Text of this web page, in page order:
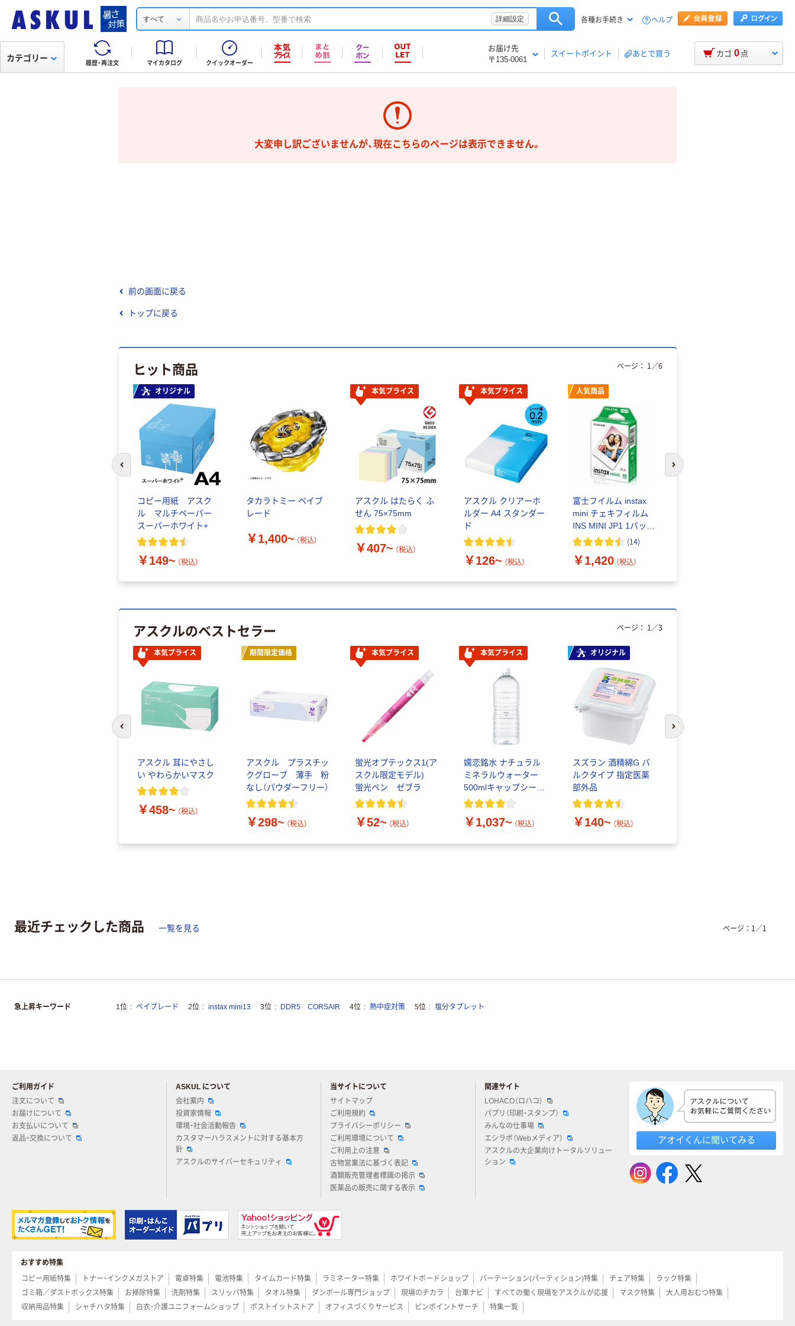
すべて 詳細設定 各種お手続き ヘルプ
履歴・再注文 マイカタログ クイックオーダー
お届け先
〒135-0061
スイートポイント あとで買う
カテゴリー カゴ 0 点
大変申し訳ございませんが、現在こちらのページは表示できません。
前の画面に戻る
トップに戻る
ヒット商品
オリジナル
コピー用紙 アスク
ル マルチペーパー
スーパーホワイト+
￥149~ （税込）
タカラトミー ベイブ
レード
￥1,400~ （税込）
本気プライス
アスクル はたらく ふ
せん 75×75mm
￥407~ （税込）
本気プライス
アスクル クリアーホ
ルダー A4 スタンダー
ド
￥126~ （税込）
人気商品
富士フイルム instax
mini チェキフィルム
INS MINI JP1 1パック
（10枚入り）
(14)
￥1,420 （税込）
ページ： 1 ／6
前のスライドへ 次のスライドへ
アスクルのベストセラー
本気プライス
アスクル 耳にやさし
い やわらかいマスク
￥458~ （税込）
期間限定価格
アスクル プラスチッ
クグローブ 薄手 粉
なし（パウダーフリー）
￥298~ （税込）
本気プライス
蛍光オプテックス1(ア
スクル限定モデル)
蛍光ペン ゼブラ
￥52~ （税込）
本気プライス
嬬恋銘水 ナチュラル
ミネラルウォーター
500mlキャップシール
付き／2Lラベルレス
￥1,037~ （税込）
オリジナル
スズラン 酒精綿G バ
ルクタイプ 指定医薬
部外品
￥140~ （税込）
ページ： 1 ／3
次のスライドへ
最近チェックした商品 一覧を見る ページ： 1 ／1
急上昇キーワード 1位 ベイブレード 2位 instax mini13 3位 DDR5 CORSAIR 4位 熱中症対策 5位 塩分タブレット
ご利用ガイド
注文について
お届けについて
お支払いについて
返品・交換について
ASKUL について
会社案内
投資家情報
環境・社会活動報告
カスタマーハラスメントに対する基本方
針
アスクルのサイバーセキュリティ
当サイトについて
サイトマップ
ご利用規約
プライバシーポリシー
ご利用環境について
ご利用上の注意
古物営業法に基づく表記
酒類販売管理者標識の掲示
医薬品の販売に関する表示
関連サイト
LOHACO（ロハコ）
パプリ（印刷・スタンプ）
みんなの仕事場
エシラボ（Webメディア）
アスクルの大企業向けトータルソリュー
ション
アオイくんに聞いてみる
おすすめ特集
コピー用紙特集
トナー・インクメガストア 電卓特集 電池特集 タイムカード特集 ラミネーター特集 ホワイトボードショップ パーテーション(パーティション)特集 チェア特集
ラック特集
ゴミ箱／ダストボックス特集
お掃除特集 洗剤特集 スリッパ特集 タオル特集 ダンボール専門ショップ 現場のチカラ 台車ナビ すべての働く現場をアスクルが応援 マスク特集
大人用おむつ特集
収納用品特集
シャチハタ特集 白衣・介護ユニフォームショップ ポストイットストア オフィスづくりサービス ピンポイントサーチ 特集一覧